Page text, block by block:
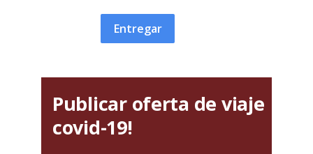
Entregar
Publicar oferta de viaje
covid-19!